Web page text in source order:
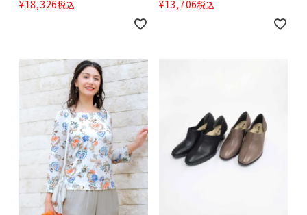
¥18,326税込 ¥13,706税込